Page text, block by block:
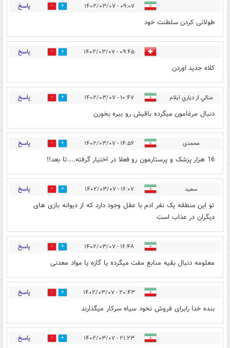
۰۹:۰۷ - ۱۴۰۲/۰۳/۰۷ 3 پاسخ
طولانی کردن سلطنت خود
۰۹:۴۵ - ۱۴۰۲/۰۳/۰۷ 0 پاسخ
کلاه جدید اوردن
منالي از دیاري ایلام ۱۰:۴۷ - ۱۴۰۲/۰۳/۰۷ 0 پاسخ
دنبال مرغامون میگرده باقیش رو ببره بخورن
محمدی ۱۴:۵۶ - ۱۴۰۲/۰۳/۰۷ 0 پاسخ
16 هزار پزشک و پرستارمون رو فعلا در اختیار گرفته....تا بعد!!
سعید ۱۶:۰۷ - ۱۴۰۲/۰۳/۰۷ 0 پاسخ
تو این منطقه یک نفر ادم با عقل وجود دارد که از دیوانه بازی های
دیگران در عذاب است
۱۶:۴۸ - ۱۴۰۲/۰۳/۰۷ 0 پاسخ
معلومه دنبال بقیه منابع مفت میگرده یا گازه یا مواد معدنی
۲۰:۴۳ - ۱۴۰۲/۰۳/۰۷ 0 پاسخ
بنده خدا رابرای فروش نخود سیاه سرکار میگذارند
۲۱:۲۳ - ۱۴۰۲/۰۳/۰۷ 1 پاسخ